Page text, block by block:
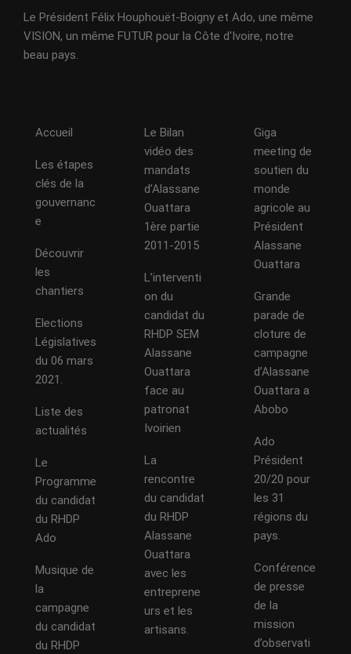
Le Président Félix Houphouët-Boigny et Ado, une même
VISION, un même FUTUR pour la Côte d'Ivoire, notre
beau pays.
Accueil
Les étapes
clés de la
gouvernanc
e
Découvrir
les
chantiers
Elections
Législatives
du 06 mars
2021.
Liste des
actualités
Le
Programme
du candidat
du RHDP
Ado
Musique de
la
campagne
du candidat
du RHDP
Le Bilan
vidéo des
mandats
d’Alassane
Ouattara
1ère partie
2011-2015
L’interventi
on du
candidat du
RHDP SEM
Alassane
Ouattara
face au
patronat
Ivoirien
La
rencontre
du candidat
du RHDP
Alassane
Ouattara
avec les
entreprene
urs et les
artisans.
Giga
meeting de
soutien du
monde
agricole au
Président
Alassane
Ouattara
Grande
parade de
cloture de
campagne
d’Alassane
Ouattara a
Abobo
Ado
Président
20/20 pour
les 31
régions du
pays.
Conférence
de presse
de la
mission
d’observati